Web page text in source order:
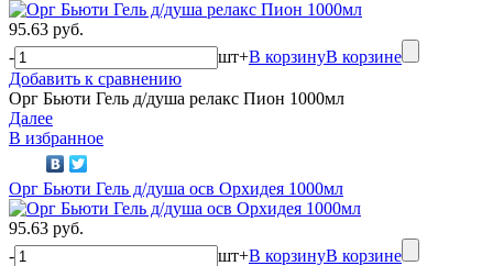
95.63 руб.
-
шт+В корзинуВ корзине
Добавить к сравнению
Орг Бьюти Гель д/душа релакс Пион 1000мл
Далее
В избранное
Орг Бьюти Гель д/душа осв Орхидея 1000мл
95.63 руб.
-
шт+В корзинуВ корзине